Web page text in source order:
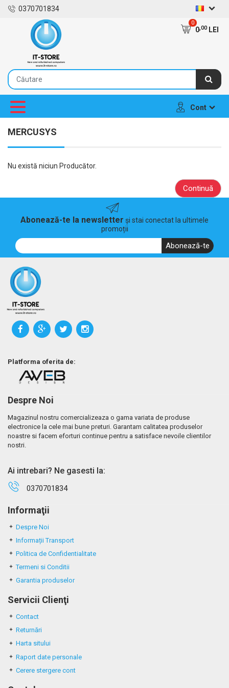
0370701834
0
0,00LEI
Cont
MERCUSYS
Nu există niciun Producător.
Continuă
Abonează-te la newsletter și stai conectat la ultimele
promoții
Abonează-te
Platforma oferita de:
Despre Noi
Magazinul nostru comercializeaza o gama variata de produse
electronice la cele mai bune preturi. Garantam calitatea produselor
noastre si facem eforturi continue pentru a satisface nevoile clientilor
nostri.
Ai intrebari? Ne gasesti la:
0370701834
Informaţii
Despre Noi
Informații Transport
Politica de Confidentialitate
Termeni si Conditii
Garantia produselor
Servicii Clienţi
Contact
Returnări
Harta sitului
Raport date personale
Cerere stergere cont